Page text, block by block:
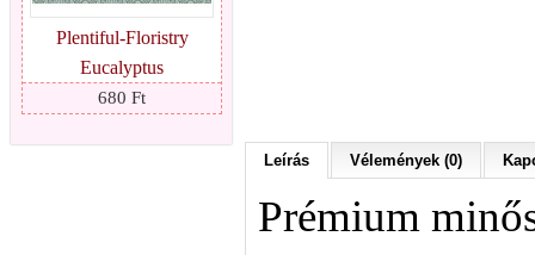
Plentiful-Floristry
Eucalyptus
680 Ft
Leírás Vélemények (0)
Prémium